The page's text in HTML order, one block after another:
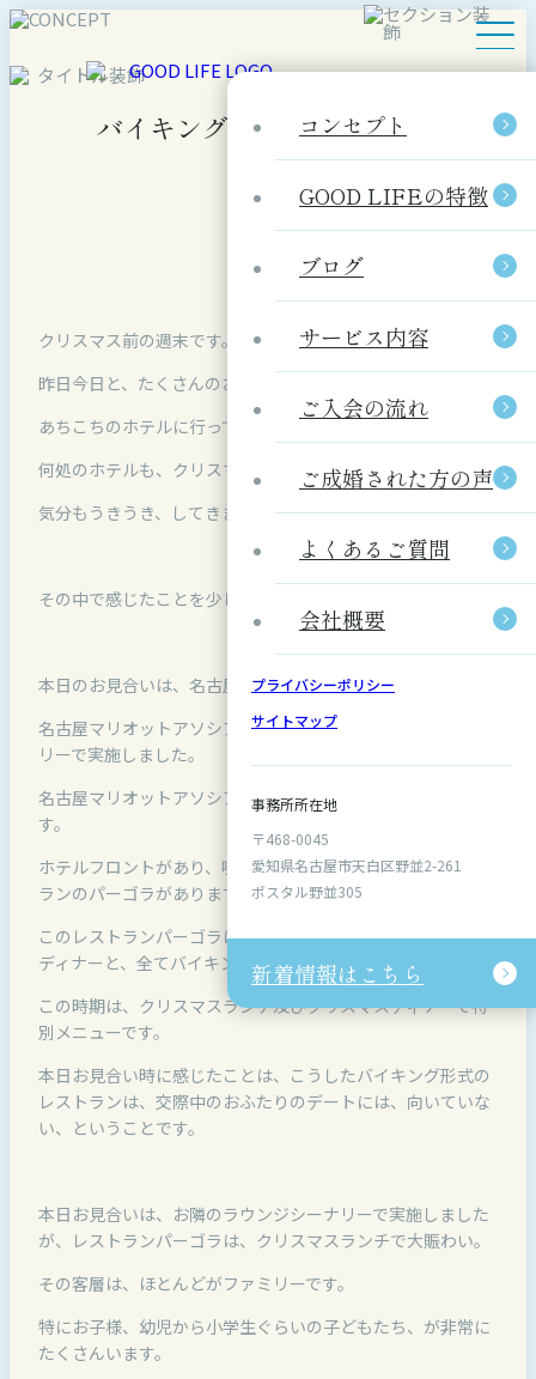
コンセプト
GOOD LIFEの特徴
ブログ
サービス内容
ご入会の流れ
ご成婚された方の声
よくあるご質問
会社概要
プライバシーポリシー
サイトマップ
事務所所在地
〒468-0045
愛知県名古屋市天白区野並2-261
ポスタル野並305
新着情報はこちら
コンセプト
GOOD LIFEの特徴
ブログ
サービス内容
ご入会の流れ
ご成婚された方の声
よくあるご質問
会社概要
プライバシーポリシー
サイトマップ
事務所所在地
〒468-0045
愛知県名古屋市天白区野並2-261
ポスタル野並305
新着情報はこちら
バイキング形式のレストラン
クリスマス前の週末です。
昨日今日と、たくさんのお見合いがあり、
あちこちのホテルに行ってきました。
何処のホテルも、クリスマスムード一色 ♪
気分もうきうき、してきますね。
その中で感じたことを少し・・
本日のお見合いは、名古屋駅直結、
名古屋マリオットアソシアホテル、15Fのラウンジ、シーナ
リーで実施しました。
名古屋マリオットアソシアホテルは、15Fがメインの入口で
す。
ホテルフロントがあり、喫茶ラウンジのシーナリーとレスト
ランのパーゴラがあります。
このレストランパーゴラは、ブレックファースト、ランチ、
ディナーと、全てバイキング形式のレストラン。
この時期は、クリスマスランチ及びクリスマスディナーで特
別メニューです。
本日お見合い時に感じたことは、こうしたバイキング形式の
レストランは、交際中のおふたりのデートには、向いていな
い、ということです。
本日お見合いは、お隣のラウンジシーナリーで実施しました
が、レストランパーゴラは、クリスマスランチで大賑わい。
その客層は、ほとんどがファミリーです。
特にお子様、幼児から小学生ぐらいの子どもたち、が非常に
たくさんいます。